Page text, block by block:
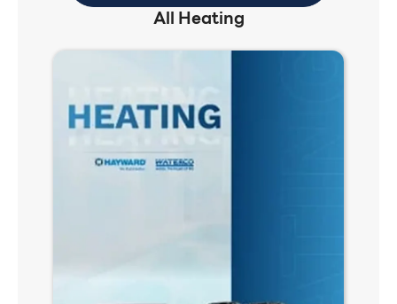
All Heating